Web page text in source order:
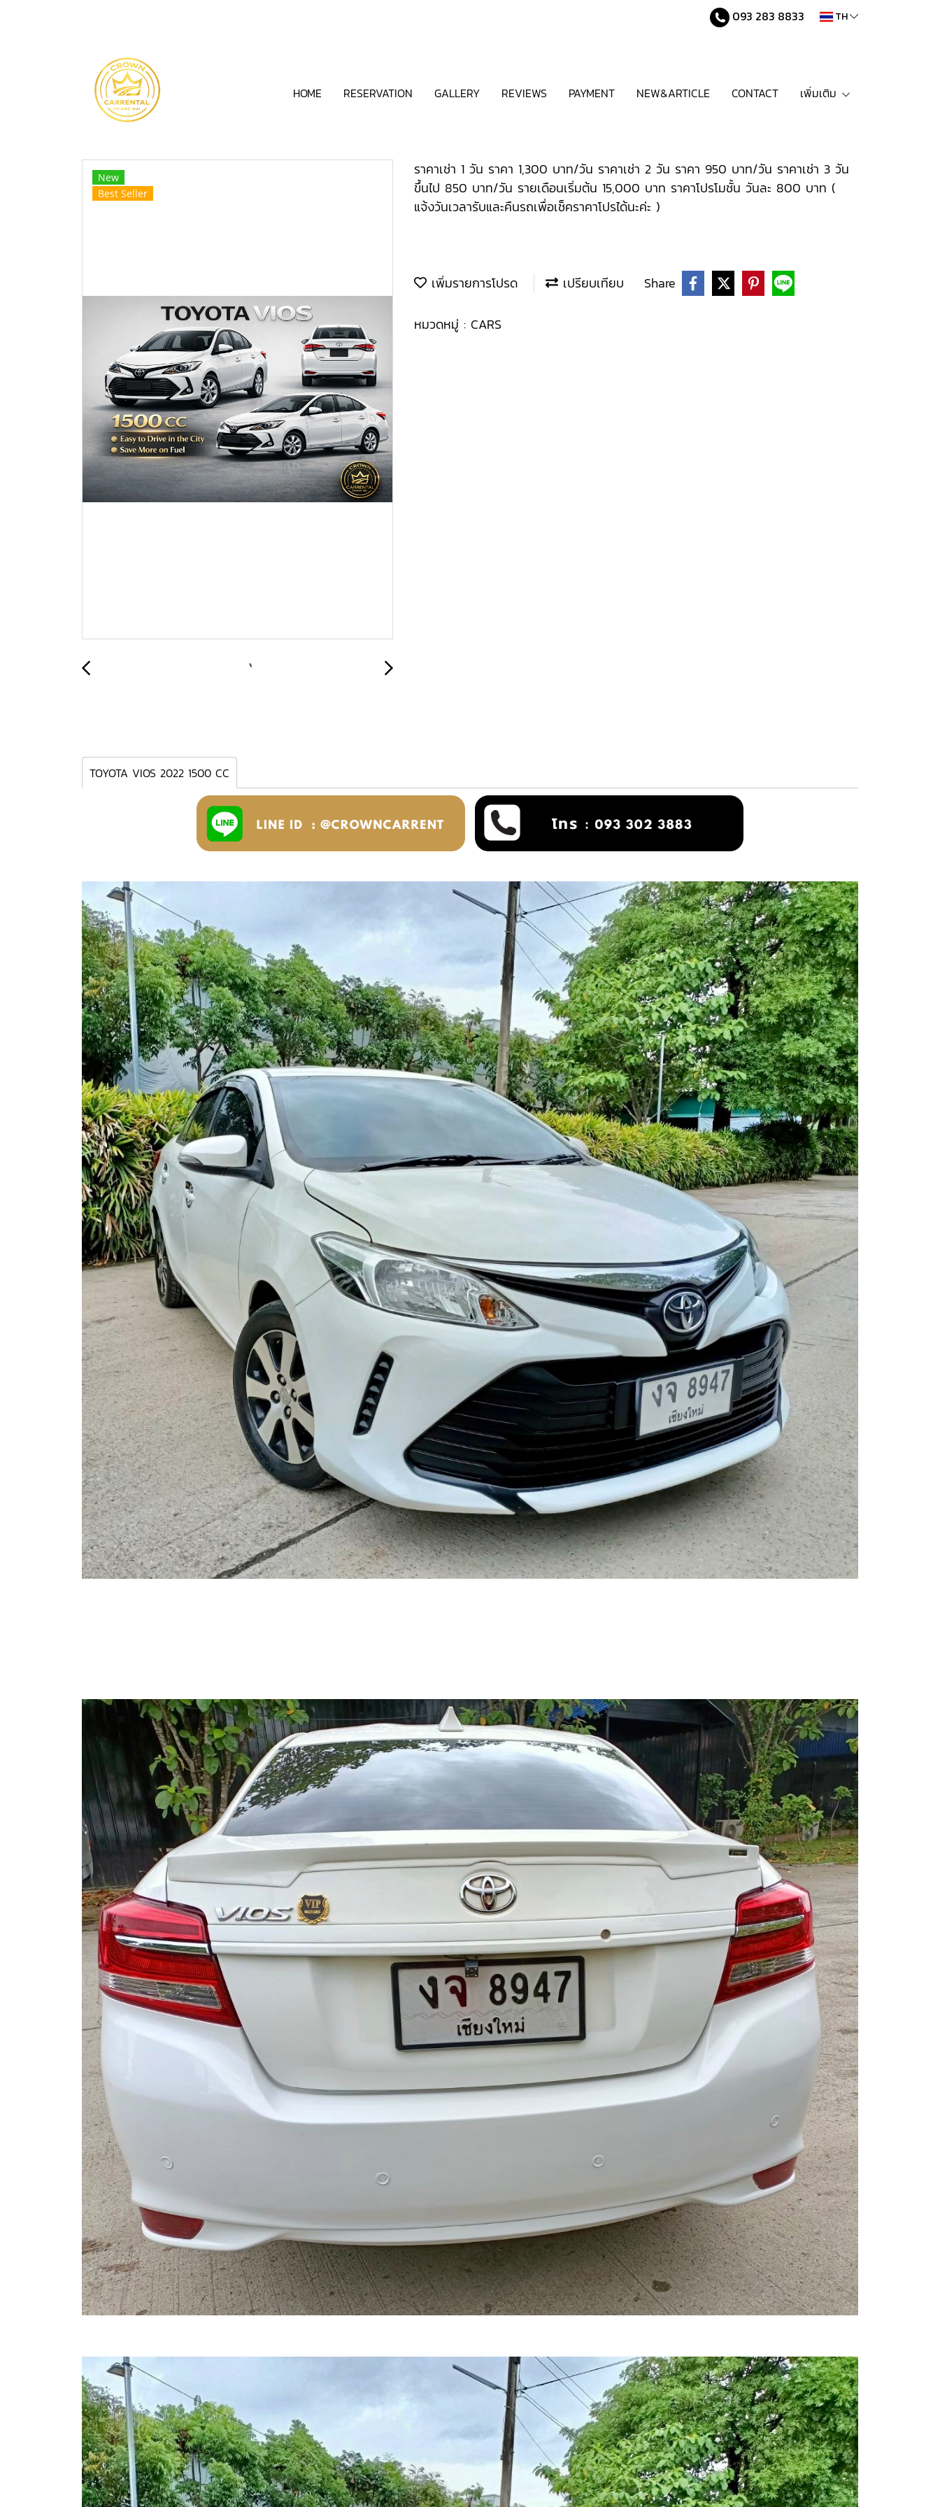
093 283 8833 TH
HOME RESERVATION GALLERY REVIEWS PAYMENT NEW&ARTICLE CONTACT เพิ่มเติม
New
Best Seller
ราคาเช่า 1 วัน ราคา 1,300 บาท/วัน ราคาเช่า 2 วัน ราคา 950 บาท/วัน ราคาเช่า 3 วัน
ขึ้นไป 850 บาท/วัน รายเดือนเริ่มต้น 15,000 บาท ราคาโปรโมชั้น วันละ 800 บาท (
แจ้งวันเวลารับและคืนรถเพื่อเช็คราคาโปรได้นะค่ะ )
เพิ่มรายการโปรด เปรียบเทียบ Share
หมวดหมู่ : CARS
TOYOTA VIOS 2022 1500 CC